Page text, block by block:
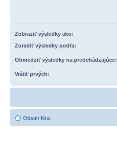
Zobraziť výsledky ako:
Zoradiť výsledky podľa:
Obmedziť výsledky na predchádzajúce:
Vrátiť prvých:
Obsah fóra